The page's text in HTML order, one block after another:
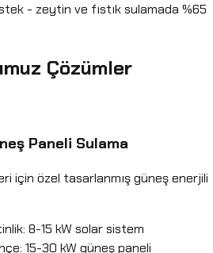
- zeytin ve fıstık sulamada %65
Çözümler
Paneli Sulama
için özel tasarlanmış güneş enerjili
8-15 kW solar sistem
15-30 kW güneş paneli